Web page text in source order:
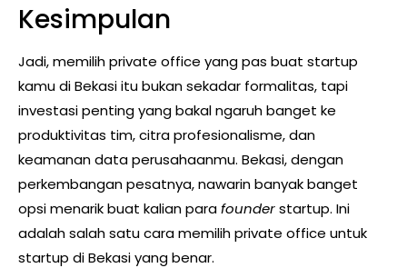
Kesimpulan
Jadi, memilih private office yang pas buat startup
kamu di Bekasi itu bukan sekadar formalitas, tapi
investasi penting yang bakal ngaruh banget ke
produktivitas tim, citra profesionalisme, dan
keamanan data perusahaanmu. Bekasi, dengan
perkembangan pesatnya, nawarin banyak banget
opsi menarik buat kalian parafounderstartup. Ini
adalah salah satu cara memilih private office untuk
startup di Bekasi yang benar.